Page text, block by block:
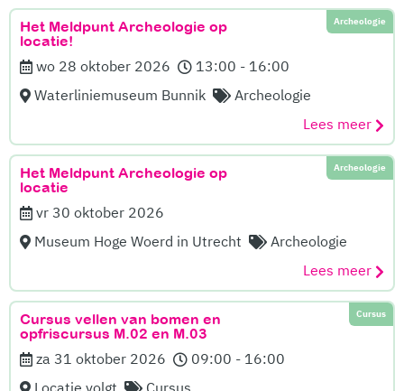
Het Meldpunt Archeologie op
locatie!
wo 28 oktober 2026
13:00 - 16:00
Waterliniemuseum Bunnik
Archeologie
Archeologie
Lees meer
Het Meldpunt Archeologie op
locatie
vr 30 oktober 2026
Museum Hoge Woerd in Utrecht
Archeologie
Archeologie
Lees meer
Cursus vellen van bomen en
opfriscursus M.02 en M.03
za 31 oktober 2026
09:00 - 16:00
Cursus